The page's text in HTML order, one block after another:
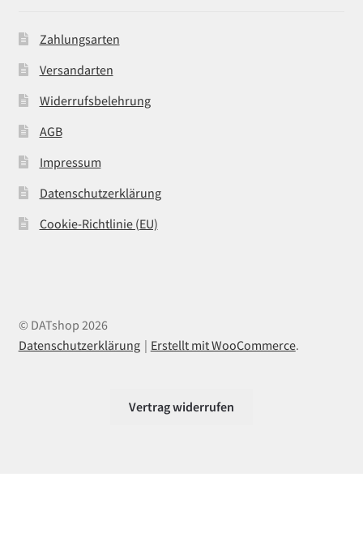
Zahlungsarten
Versandarten
Widerrufsbelehrung
AGB
Impressum
Datenschutzerklärung
Cookie-Richtlinie (EU)
© DATshop 2026
Datenschutzerklärung
Erstellt mit WooCommerce.
Vertrag widerrufen